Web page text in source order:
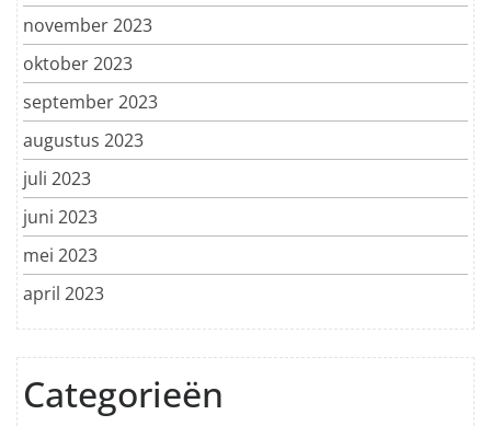
november 2023
oktober 2023
september 2023
augustus 2023
juli 2023
juni 2023
mei 2023
april 2023
Categorieën